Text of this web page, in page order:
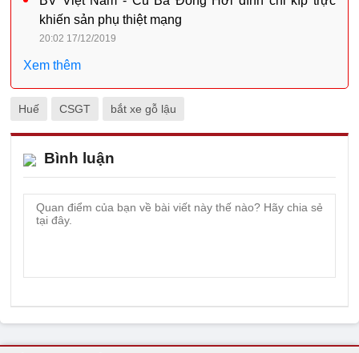
khiến sản phụ thiệt mạng
20:02 17/12/2019
Xem thêm
Huế CSGT bắt xe gỗ lậu
Bình luận